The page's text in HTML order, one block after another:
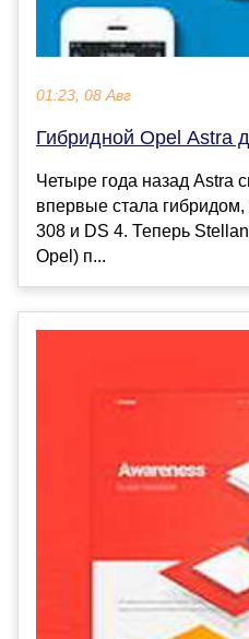
01:23, 08 Авг
Гибридной Opel Astra
Четыре года назад Astra
впервые стала
308 и DS 4. Теперь
Opel) п...